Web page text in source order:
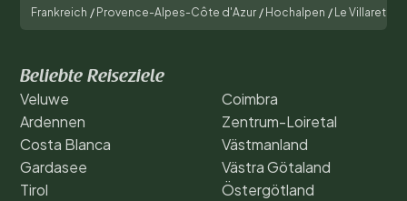
Frankreich / Provence-Alpes-Côte d'Azur / Hochalpen / Le Villaret
Beliebte Reiseziele
Veluwe
Ardennen
Costa Blanca
Gardasee
Tirol
Coimbra
Zentrum-Loiretal
Västmanland
Västra Götaland
Östergötland